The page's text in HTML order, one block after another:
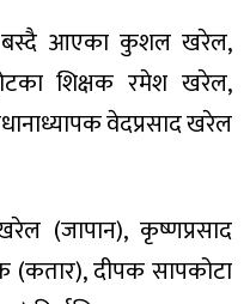
बस्दै आएका कुशल खरेल,
शिक्षक रमेश खरेल,
वेदप्रसाद खरेल
(जापान), कृष्णप्रसाद
(कतार), दीपक सापकोटा